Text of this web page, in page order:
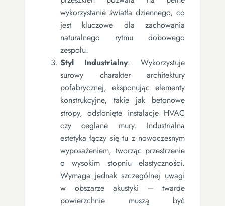
wykorzystanie światła dziennego, co
jest kluczowe dla zachowania
naturalnego rytmu dobowego
zespołu.
Styl Industrialny: Wykorzystuje
surowy charakter architektury
pofabrycznej, eksponując elementy
konstrukcyjne, takie jak betonowe
stropy, odsłonięte instalacje HVAC
czy ceglane mury. Industrialna
estetyka łączy się tu z nowoczesnym
wyposażeniem, tworząc przestrzenie
o wysokim stopniu elastyczności.
Wymaga jednak szczególnej uwagi
w obszarze akustyki – twarde
powierzchnie muszą być